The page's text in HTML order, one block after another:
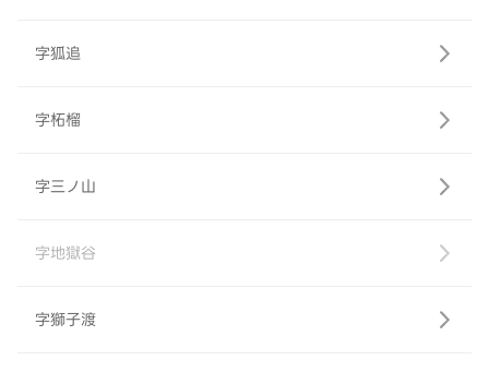
字狐追
字柘榴
字三ノ山
字地獄谷
字獅子渡